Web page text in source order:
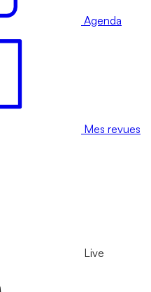
Agenda
Mes revues
Live